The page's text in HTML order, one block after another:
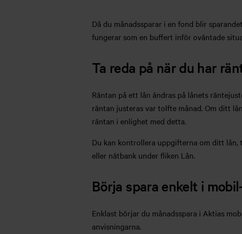
Då du månadssparar i en fond blir
fungerar som en buffert inför oväntade
Ta reda på när du har
Räntan på ett lån ändras på lånets
räntan justeras var tolfte månad. Om ditt
räntan i enlighet med detta.
Du kan kontrollera uppgifterna om ditt
eller nätbank under fliken Lån.
Börja spara enkelt i
Enklast börjar du månadsspara i Aktias
anvisningarna.